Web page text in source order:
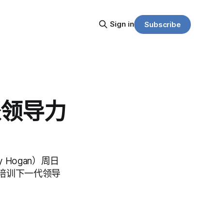
Sign in Subscribe
导力
Hogan）周日
训下一代领导